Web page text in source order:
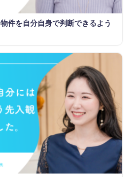
件を自分自身で判断できるよう